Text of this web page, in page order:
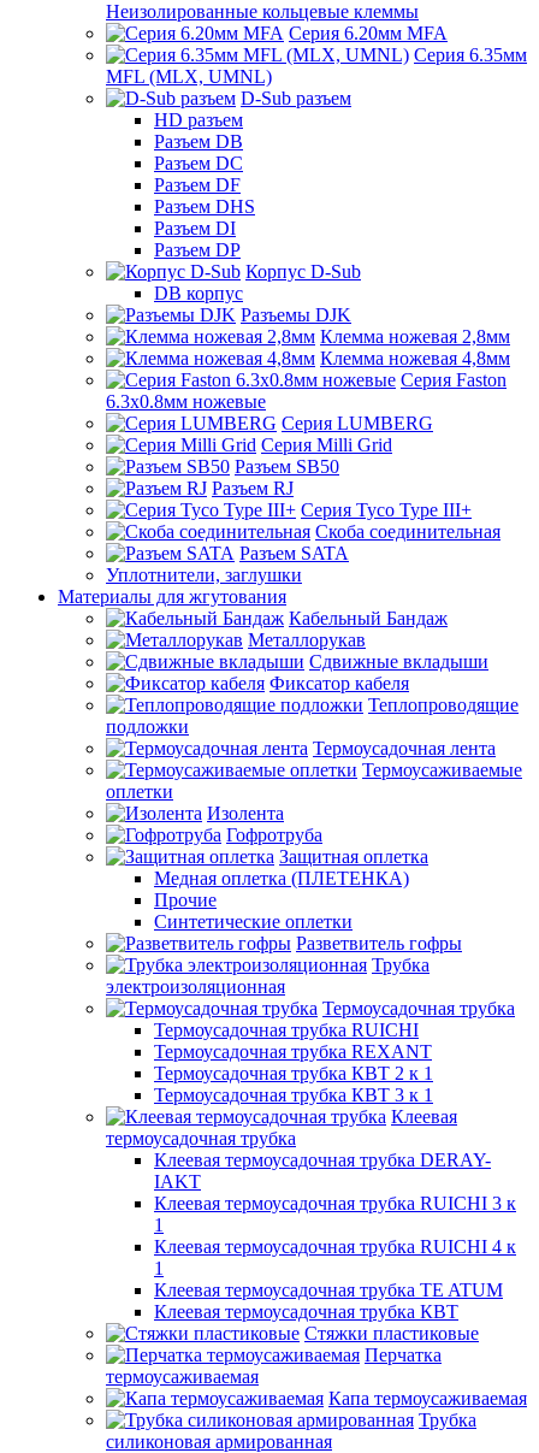
Неизолированные кольцевые клеммы
Серия 6.20мм MFA
Серия 6.35мм
MFL (MLX, UMNL)
D-Sub разъем
HD разъем
Разъем DB
Разъем DC
Разъем DF
Разъем DHS
Разъем DI
Разъем DP
Корпус D-Sub
DB корпус
Разъемы DJK
Клемма ножевая 2,8мм
Клемма ножевая 4,8мм
Серия Faston
6.3х0.8мм ножевые
Серия LUMBERG
Серия Milli Grid
Разъем SB50
Разъем RJ
Серия Tyco Type III+
Скоба соединительная
Разъем SATA
Уплотнители, заглушки
Материалы для жгутования
Кабельный Бандаж
Металлорукав
Сдвижные вкладыши
Фиксатор кабеля
Теплопроводящие
подложки
Термоусадочная лента
Термоусаживаемые
оплетки
Изолента
Гофротруба
Защитная оплетка
Медная оплетка (ПЛЕТЕНКА)
Прочие
Синтетические оплетки
Разветвитель гофры
Трубка
электроизоляционная
Термоусадочная трубка
Термоусадочная трубка RUICHI
Термоусадочная трубка REXANT
Термоусадочная трубка КВТ 2 к 1
Термоусадочная трубка КВТ 3 к 1
Клеевая
термоусадочная трубка
Клеевая термоусадочная трубка DERAY-
IAKT
Клеевая термоусадочная трубка RUICHI 3 к
1
Клеевая термоусадочная трубка RUICHI 4 к
1
Клеевая термоусадочная трубка TE ATUM
Клеевая термоусадочная трубка КВТ
Стяжки пластиковые
Перчатка
термоусаживаемая
Капа термоусаживаемая
Трубка
силиконовая армированная